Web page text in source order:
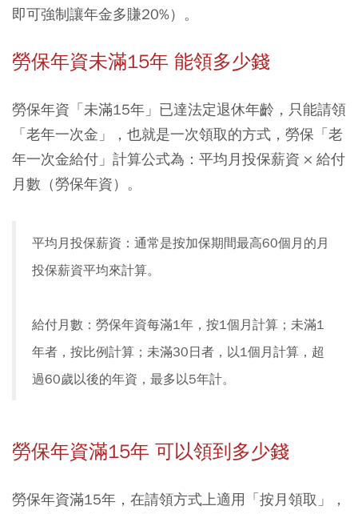
即可強制讓年金多賺20%）。
勞保年資未滿15年 能領多少錢
勞保年資「未滿15年」已達法定退休年齡，只能請領
「老年一次金」，也就是一次領取的方式，勞保「老
年一次金給付」計算公式為：平均月投保薪資 × 給付
月數（勞保年資）。
平均月投保薪資：通常是按加保期間最高60個月的月
投保薪資平均來計算。
給付月數：勞保年資每滿1年，按1個月計算；未滿1
年者，按比例計算；未滿30日者，以1個月計算，超
過60歲以後的年資，最多以5年計。
勞保年資滿15年 可以領到多少錢
勞保年資滿15年，在請領方式上適用「按月領取」，